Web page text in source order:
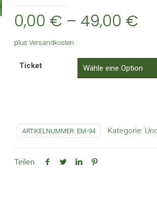
0,00 € – 49,00 €
plus Versandkosten
Ticket
ARTIKELNUMMER: EM-94 Kategorie:
Teilen